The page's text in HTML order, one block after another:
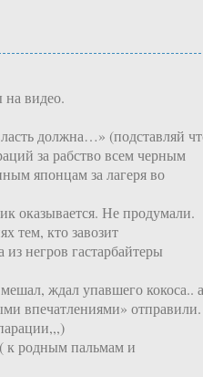
видео.
должна…» (подставляй
за рабство всем черным
японцам за лагеря во
оказывается. Не продумали.
тем, кто завозит
негров гастарбайтеры
ждал упавшего кокоса.. а
впечатлениями» отправили.
к родным пальмам и